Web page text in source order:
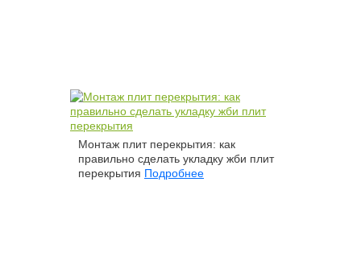
Монтаж плит перекрытия: как
правильно сделать укладку жби плит
перекрытия Подробнее